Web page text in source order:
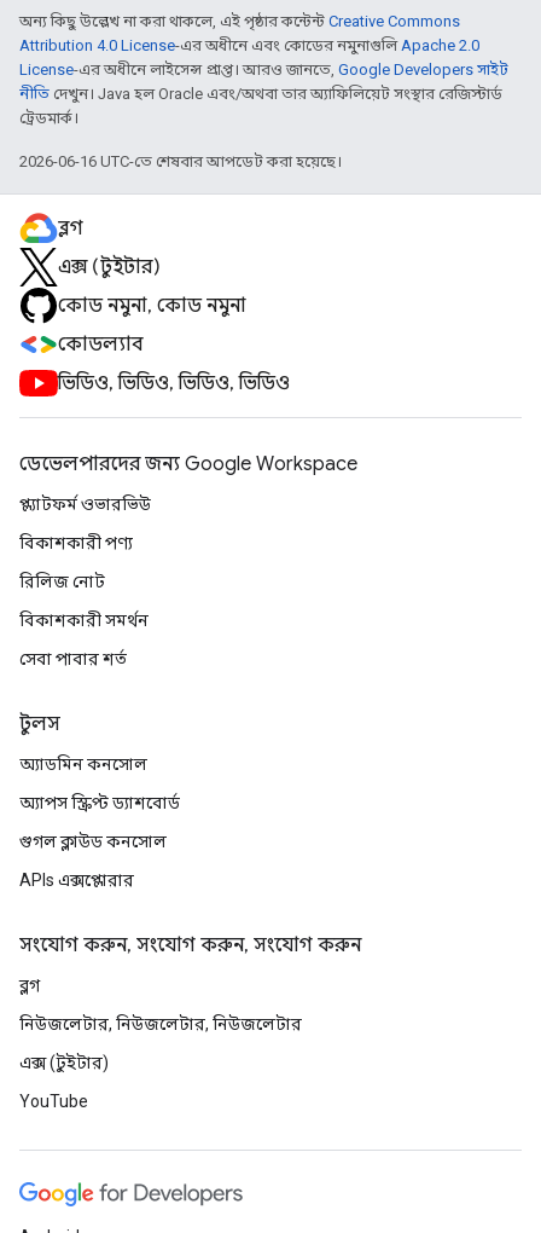
অন্য কিছু উল্লেখ না করা থাকলে, এই পৃষ্ঠার কন্টেন্ট Creative Commons
Attribution 4.0 License-এর অধীনে এবং কোডের নমুনাগুলিApache 2.0
License-এর অধীনে লাইসেন্স প্রাপ্ত। আরও জানতে, Google Developers সাইট
নীতি দেখুন। Java হল Oracle এবং/অথবা তার অ্যাফিলিয়েট সংস্থার রেজিস্টার্ড
ট্রেডমার্ক।
2026-06-16 UTC-তে শেষবার আপডেট করা হয়েছে।
ব্লগ
এক্স (টুইটার)
কোড নমুনা, কোড নমুনা
কোডল্যাব
ভিডিও, ভিডিও, ভিডিও, ভিডিও
ডেভেলপারদের জন্য Google Workspace
প্ল্যাটফর্ম ওভারভিউ
বিকাশকারী পণ্য
রিলিজ নোট
বিকাশকারী সমর্থন
সেবা পাবার শর্ত
টুলস
অ্যাডমিন কনসোল
অ্যাপস স্ক্রিপ্ট ড্যাশবোর্ড
গুগল ক্লাউড কনসোল
APIs এক্সপ্লোরার
সংযোগ করুন, সংযোগ করুন, সংযোগ করুন
ব্লগ
নিউজলেটার, নিউজলেটার, নিউজলেটার
এক্স (টুইটার)
YouTube